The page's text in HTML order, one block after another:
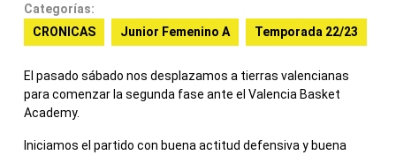
Categorías:
CRONICAS
Junior Femenino A Temporada 22/23
El pasado sábado nos desplazamos a tierras valencianas
para comenzar la segunda fase ante el Valencia Basket
Academy.
Iniciamos el partido con buena actitud defensiva y buena